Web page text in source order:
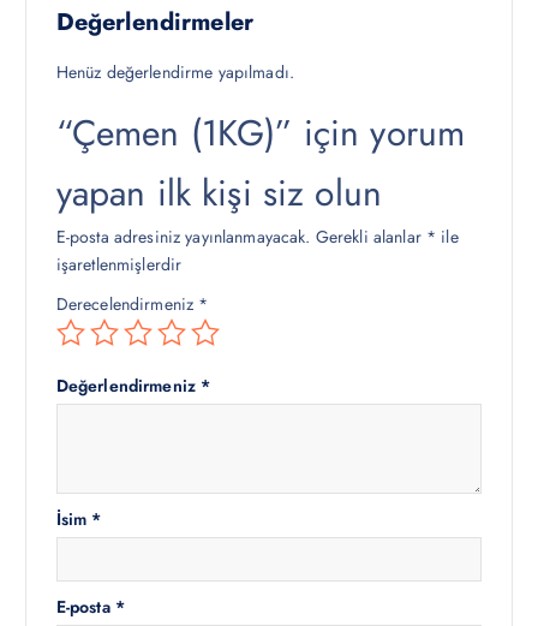
0
,
0
.
0
0
.
Değerlendirmeler
Henüz değerlendirme yapılmadı.
“Çemen (1KG)” için yorum
yapan ilk kişi siz olun
E-posta adresiniz yayınlanmayacak. Gerekli alanlar * ile
işaretlenmişlerdir
Derecelendirmeniz *
Değerlendirmeniz *
İsim *
E-posta *